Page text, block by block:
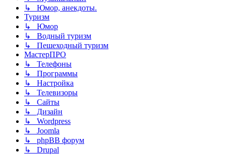
↳ Юмор, анекдоты.
Туризм
↳ Юмор
↳ Водный туризм
↳ Пешеходный туризм
МастерПРО
↳ Телефоны
↳ Программы
↳ Настройка
↳ Телевизоры
↳ Сайты
↳ Дизайн
↳ Wordpress
↳ Joomla
↳ phpBB форум
↳ Drupal